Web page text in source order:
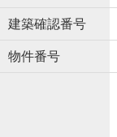
建築確認番号
物件番号